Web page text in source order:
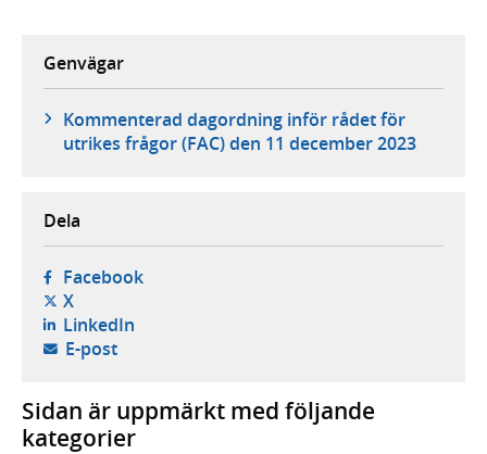
Genvägar
Kommenterad dagordning inför rådet för
utrikes frågor (FAC) den 11 december 2023
Dela
Facebook- öppnas i ny flik, extern webbplats,
X- öppnas i ny flik, extern webbplats,
LinkedIn- öppnas i ny flik, extern webbplats,
E-post- öppnar din e-postklient,
Sidan är uppmärkt med följande
kategorier